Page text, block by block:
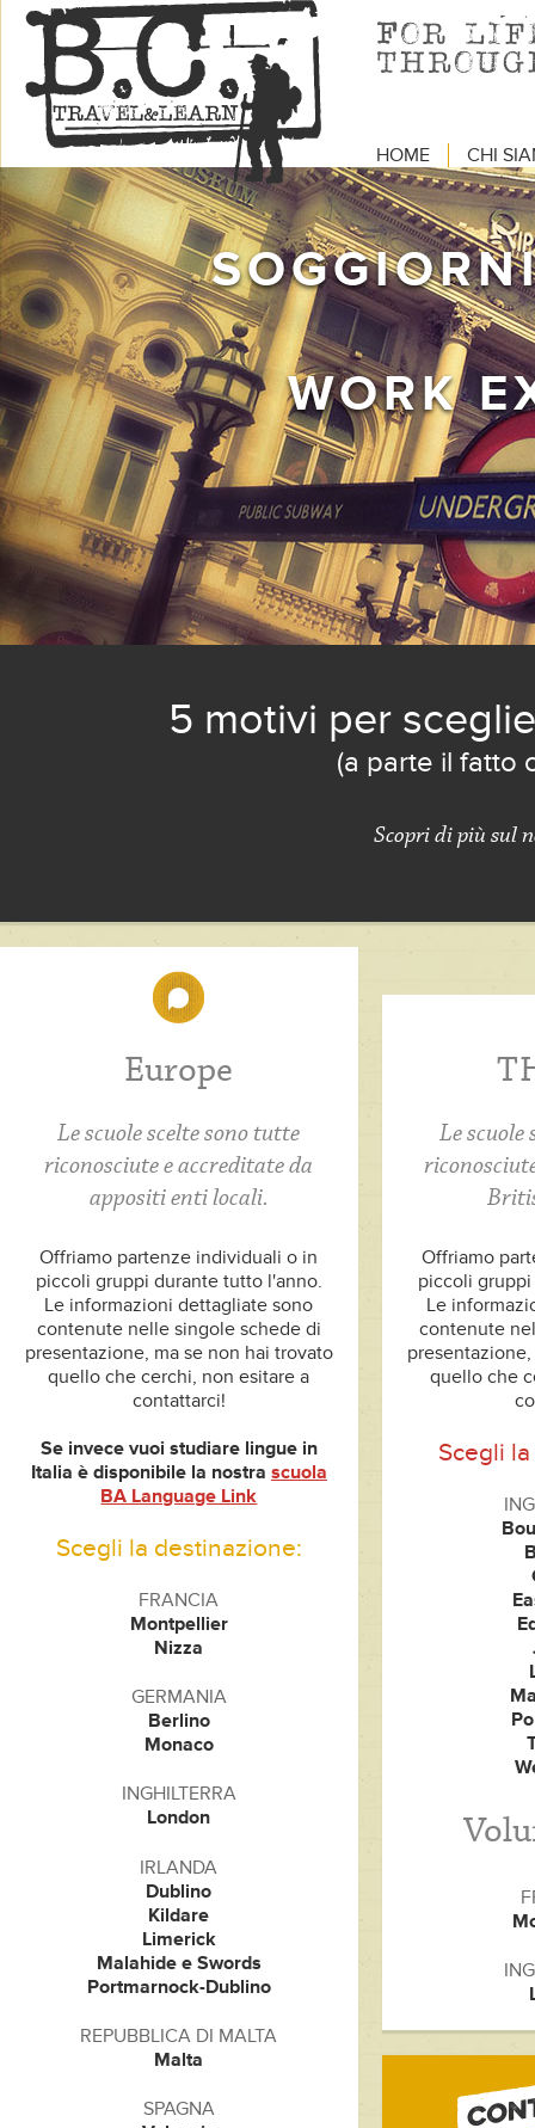
HOME CHI
WORK
5 motivi per
(a parte il fatto
Scopri di più sul
Europe
Le scuole scelte sono tutte
riconosciute e accreditate da
appositi enti locali.
Offriamo partenze individuali o in
piccoli gruppi durante tutto l'anno.
Le informazioni dettagliate sono
contenute nelle singole schede di
presentazione, ma se non hai trovato
quello che cerchi, non esitare a
contattarci!
Se invece vuoi studiare lingue in
Italia è disponibile la nostra scuola
BA Language Link
Scegli la destinazione:
FRANCIA
Montpellier
Nizza
GERMANIA
Berlino
Monaco
INGHILTERRA
London
IRLANDA
Dublino
Kildare
Limerick
Malahide e Swords
Portmarnock-Dublino
REPUBBLICA DI MALTA
Malta
SPAGNA
Le scuole
Offriamo
piccoli
Le
contenute
quello che
Scegli